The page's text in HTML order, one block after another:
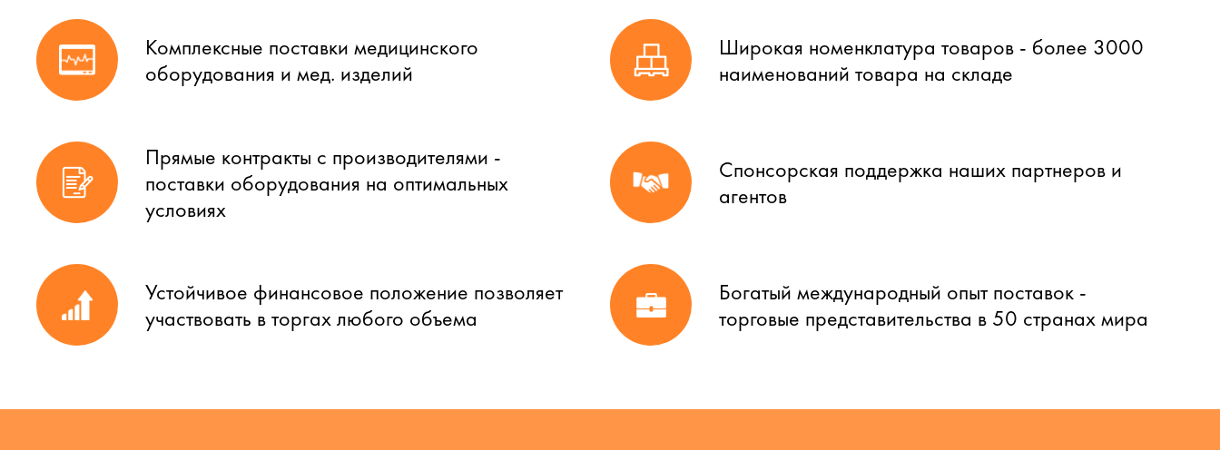
Комплексные поставки медицинского
оборудования и мед. изделий
Прямые контракты с производителями -
поставки оборудования на оптимальных
условиях
Устойчивое финансовое положение позволяет
участвовать в торгах любого объема
Широкая номенклатура товаров - более 3000
наименований товара на складе
Спонсорская поддержка наших партнеров и
агентов
Богатый международный опыт поставок -
торговые представительства в 50 странах мира